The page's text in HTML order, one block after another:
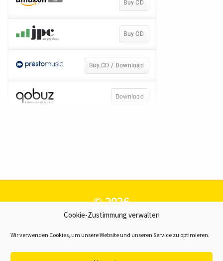
Cookie-Zustimmung verwalten
Wir verwenden Cookies, um unsere Website und unseren Service zu optimieren.
© 2026
GWK – Gesellschaft zur Förderung
der Westfälischen Kulturarbeit e.V.